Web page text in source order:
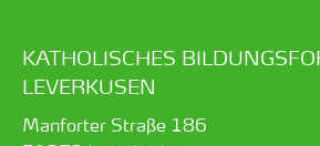
KATHOLISCHES
LEVERKUSEN
Manforter Straße 186